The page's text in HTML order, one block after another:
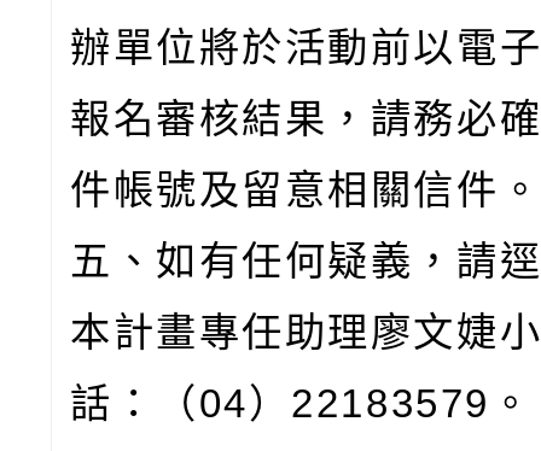
辦單位將於活動前以電
報名審核結果，請務必
件帳號及留意相關信件
五、如有任何疑義，請
本計畫專任助理廖文婕
話：（04）22183579。